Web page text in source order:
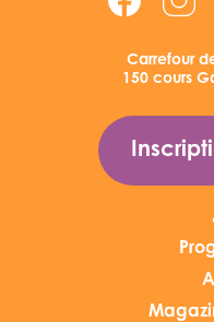
Carrefour
150 cours